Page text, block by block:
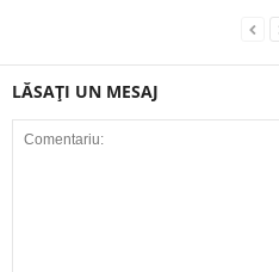
LĂSAȚI UN MESAJ